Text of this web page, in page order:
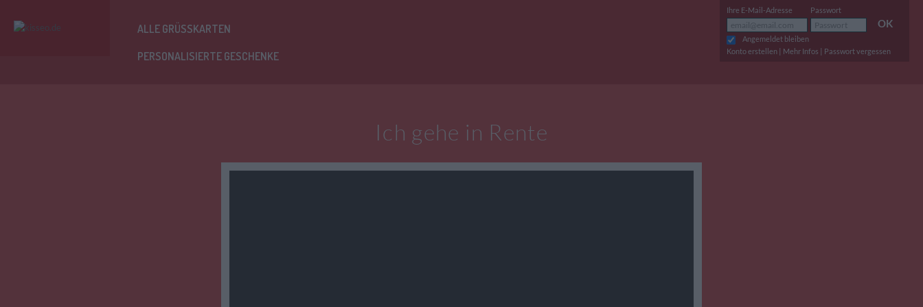
ALLE GRÜSSKARTEN
PERSONALISIERTE GESCHENKE
Ihre E-Mail-Adresse Passwort
OK
Angemeldet bleiben
Konto erstellen | Mehr Infos | Passwort vergessen
Ich gehe in Rente